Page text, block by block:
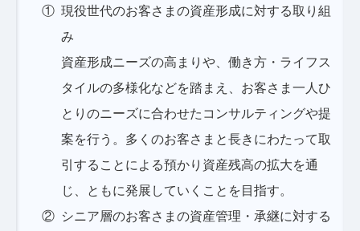
現役世代のお客さまの資産形成に対する取り組
み
資産形成ニーズの高まりや、働き方・ライフス
タイルの多様化などを踏まえ、お客さま一人ひ
とりのニーズに合わせたコンサルティングや提
案を行う。多くのお客さまと長きにわたって取
引することによる預かり資産残高の拡大を通
じ、ともに発展していくことを目指す。
シニア層のお客さまの資産管理・承継に対する